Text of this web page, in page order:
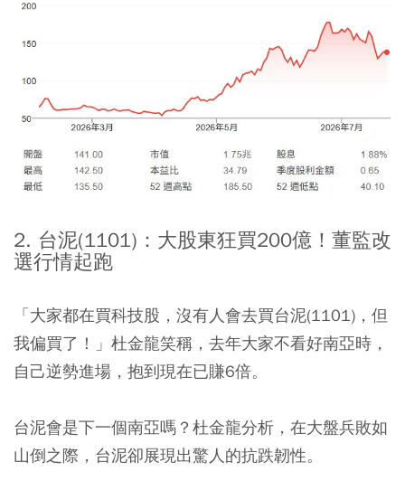
2. 台泥(1101)：大股東狂買200億！董監改
選行情起跑
「大家都在買科技股，沒有人會去買台泥(1101)，但
我偏買了！」杜金龍笑稱，去年大家不看好南亞時，
自己逆勢進場，抱到現在已賺6倍。
台泥會是下一個南亞嗎？杜金龍分析，在大盤兵敗如
山倒之際，台泥卻展現出驚人的抗跌韌性。